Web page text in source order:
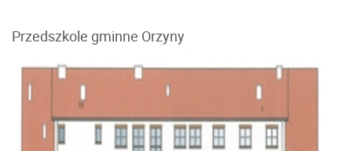
Przedszkole gminne Orzyny